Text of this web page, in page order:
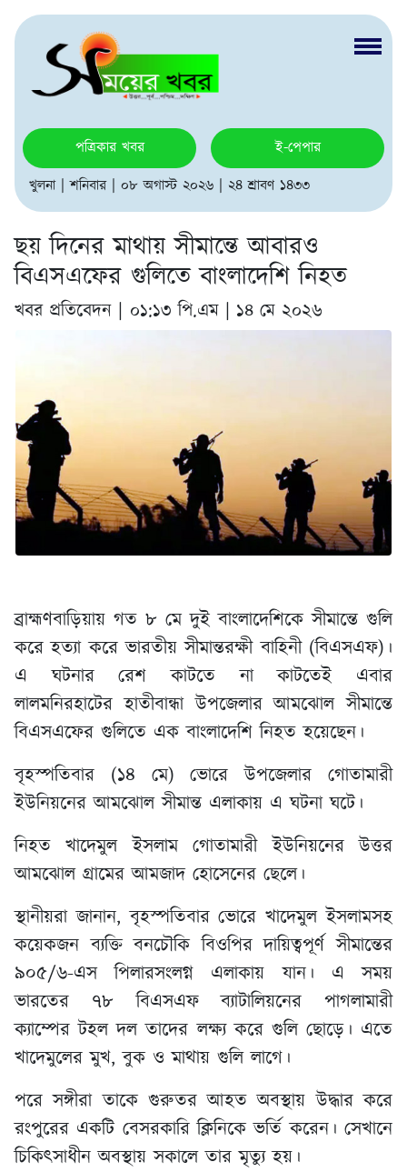
পত্রিকার খবর
ই-পেপার
খুলনা | শনিবার | ০৮ অগাস্ট ২০২৬ | ২৪ শ্রাবণ ১৪৩৩
ছয় দিনের মাথায় সীমান্তে আবারও
বিএসএফের গুলিতে বাংলাদেশি নিহত
খবর প্রতিবেদন | ০১:১৩ পি.এম | ১৪ মে ২০২৬
ব্রাহ্মণবাড়িয়ায় গত ৮ মে দুই বাংলাদেশিকে সীমান্তে গুলি
করে হত্যা করে ভারতীয় সীমান্তরক্ষী বাহিনী (বিএসএফ)।
এ ঘটনার রেশ কাটতে না কাটতেই এবার
লালমনিরহাটের হাতীবান্ধা উপজেলার আমঝোল সীমান্তে
বিএসএফের গুলিতে এক বাংলাদেশি নিহত হয়েছেন।
বৃহস্পতিবার (১৪ মে) ভোরে উপজেলার গোতামারী
ইউনিয়নের আমঝোল সীমান্ত এলাকায় এ ঘটনা ঘটে।
নিহত খাদেমুল ইসলাম গোতামারী ইউনিয়নের উত্তর
আমঝোল গ্রামের আমজাদ হোসেনের ছেলে।
স্থানীয়রা জানান, বৃহস্পতিবার ভোরে খাদেমুল ইসলামসহ
কয়েকজন ব্যক্তি বনচৌকি বিওপির দায়িত্বপূর্ণ সীমান্তের
৯০৫/৬-এস পিলারসংলগ্ন এলাকায় যান। এ সময়
ভারতের ৭৮ বিএসএফ ব্যাটালিয়নের পাগলামারী
ক্যাম্পের টহল দল তাদের লক্ষ্য করে গুলি ছোড়ে। এতে
খাদেমুলের মুখ, বুক ও মাথায় গুলি লাগে।
পরে সঙ্গীরা তাকে গুরুতর আহত অবস্থায় উদ্ধার করে
রংপুরের একটি বেসরকারি ক্লিনিকে ভর্তি করেন। সেখানে
চিকিৎসাধীন অবস্থায় সকালে তার মৃত্যু হয়।